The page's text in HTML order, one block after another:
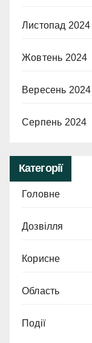
Листопад 2024
Жовтень 2024
Вересень 2024
Серпень 2024
Категорії
Головне
Дозвілля
Корисне
Область
Події